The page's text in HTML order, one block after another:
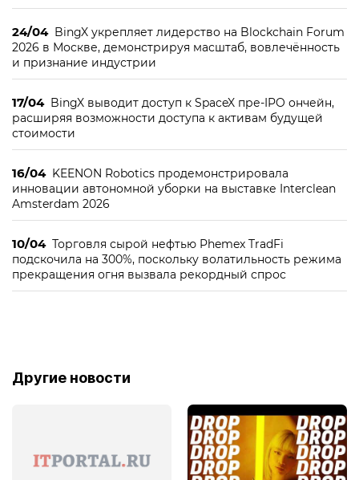
24/04 BingX укрепляет лидерство на Blockchain Forum
2026 в Москве, демонстрируя масштаб, вовлечённость
и признание индустрии
17/04 BingX выводит доступ к SpaceX пре-IPO ончейн,
расширяя возможности доступа к активам будущей
стоимости
16/04 KEENON Robotics продемонстрировала
инновации автономной уборки на выставке Interclean
Amsterdam 2026
10/04 Торговля сырой нефтью Phemex TradFi
подскочила на 300%, поскольку волатильность режима
прекращения огня вызвала рекордный спрос
Другие новости